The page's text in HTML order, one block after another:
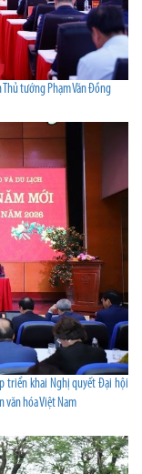
Thủ tướng Phạm Văn Đồng
triển khai Nghị quyết Đại hội
văn hóa Việt Nam